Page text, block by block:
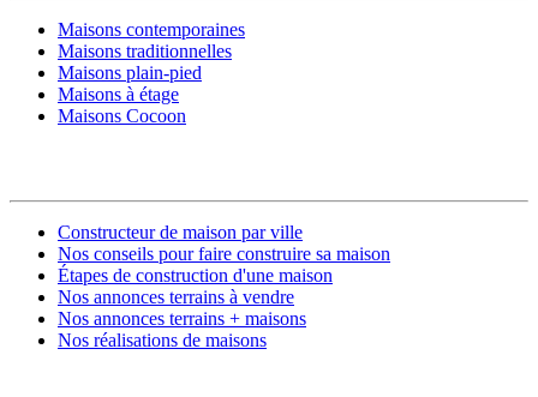
Maisons contemporaines
Maisons traditionnelles
Maisons plain-pied
Maisons à étage
Maisons Cocoon
Constructeur de maison par ville
Nos conseils pour faire construire sa maison
Étapes de construction d'une maison
Nos annonces terrains à vendre
Nos annonces terrains + maisons
Nos réalisations de maisons